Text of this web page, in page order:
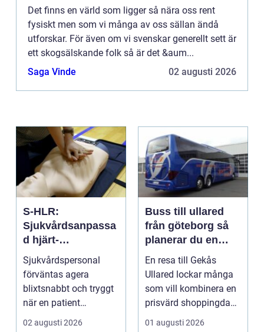
Det finns en värld som ligger så nära oss rent
fysiskt men som vi många av oss sällan ändå
utforskar. För även om vi svenskar generellt sett är
ett skogsälskande folk så är det &aum...
Saga Vinde
02 augusti 2026
S-HLR:
Sjukvårdsanpassa
d hjärt-
lungräddning som
räddar liv
Sjukvårdspersonal
förväntas agera
blixtsnabbt och tryggt
när en patient
drabbas...
02 augusti 2026
Buss till ullared
från göteborg så
planerar du en
smidig
shoppingdag
En resa till Gekås
Ullared lockar många
som vill kombinera en
prisvärd shoppingdag
med en enkel och ...
01 augusti 2026